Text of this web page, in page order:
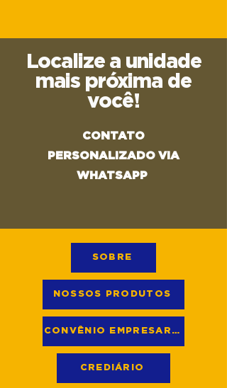
Localize a unidade
mais próxima de
você!
CONTATO
PERSONALIZADO VIA
WHATSAPP
SOBRE
NOSSOS PRODUTOS
CONVÊNIO EMPRESARIAL
CREDIÁRIO